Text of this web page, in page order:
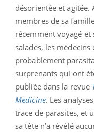
désorientée et
membres de sa
récemment voyagé et
salades, les
probablement
surprenants qui ont
publiée dans la revue
Medicine. Les
trace de parasites, et
sa tête n’a révélé